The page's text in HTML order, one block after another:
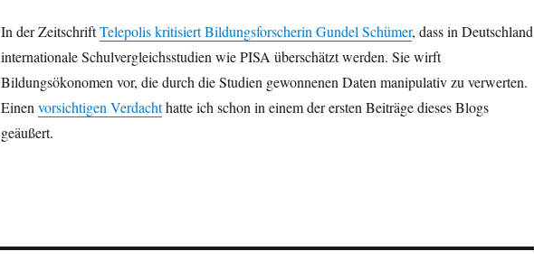
In der ZeitschriftTelepolis kritisiert Bildungsforscherin Gundel Schümer, dass in Deutschland
internationale Schulvergleichsstudien wie PISA überschätzt werden. Sie wirft
Bildungsökonomen vor, die durch die Studien gewonnenen Daten manipulativ zu verwerten.
Einenvorsichtigen Verdachthatte ich schon in einem der ersten Beiträge dieses Blogs
geäußert.